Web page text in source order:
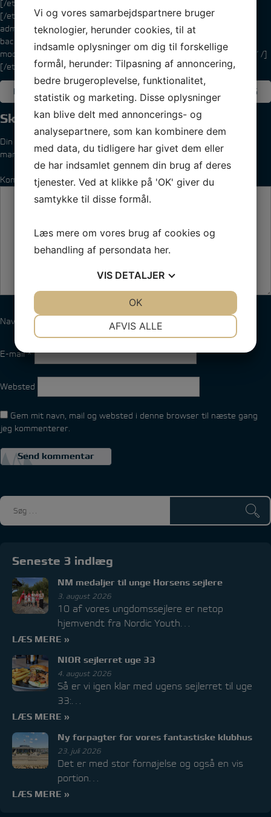
[/et_pb_text][/et_pb_column_inner][/et_pb_row_inner]
[/et_pb_column][et_pb_column type=”1_4″][et_pb_sidebar
admin_label=”Kapsejlads” orientation=”left” area=”cs-1″
background_layout=”light” remove_border=”off”
module_class=”graa” _builder_version=”3.0.51″ show_border=”on” /]
[/et_pb_column][/et_pb_section]
Indlægsnavigation
FORRIGE INDLÆG NÆSTE INDLÆG
Skriv et svar
Din e-mailadresse vil ikke blive publiceret.
markeret med*
Kommentar*
Navn
E-mail*
Websted
Gem mit navn, mail og websted i denne browser til næste gang
jeg kommenterer.
Seneste 3 indlæg
NM medaljer til unge Horsens sejlere
3. august 2026
10 af vores ungdomssejlere er netop
hjemvendt fra Nordic Youth…
LÆS MERE »
NIOR sejlerret uge 33
4. august 2026
Så er vi igen klar med ugens sejlerret til uge
33:…
LÆS MERE »
Ny forpagter for vores fantastiske klubhus
23. juli 2026
Det er med stor fornøjelse og også en vis
portion…
LÆS MERE »
Vi og vores samarbejdspartnere bruger
teknologier, herunder cookies, til at
indsamle oplysninger om dig til forskellige
formål, herunder: Tilpasning af annoncering,
bedre brugeroplevelse, funktionalitet,
statistik og marketing. Disse oplysninger
kan blive delt med annoncerings- og
analysepartnere, som kan kombinere dem
med data, du tidligere har givet dem eller
de har indsamlet gennem din brug af deres
tjenester. Ved at klikke på 'OK' giver du
samtykke til disse formål.
Læs mere om vores brug af cookies og
behandling af persondata her.
VIS DETALJER
MARKETING STATISTIK
AFVIS ALLE
OK